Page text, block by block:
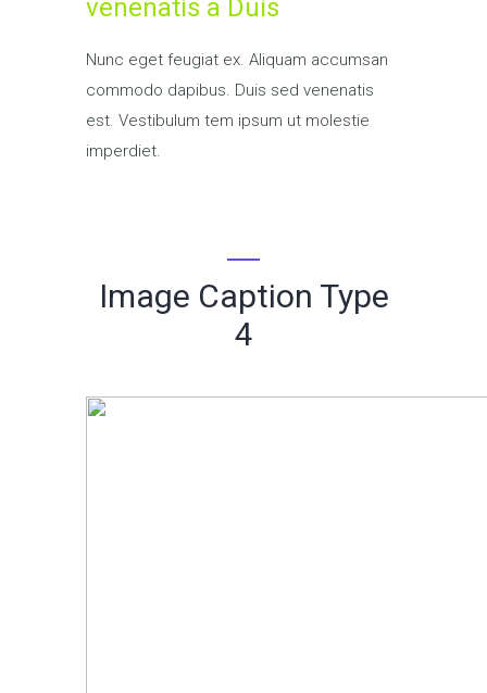
venenatis a Duis
Nunc eget feugiat ex. Aliquam accumsan
commodo dapibus. Duis sed venenatis
est. Vestibulum tem ipsum ut molestie
imperdiet.
Image Caption Type
4